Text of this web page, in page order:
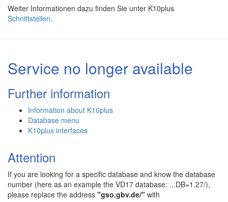
Weiter Informationen dazu finden Sie unter K10plus
Schnittstellen.
Service no longer available
Further information
Information about K10plus
Database menu
K10plus interfaces
Attention
If you are looking for a specific database and know the database
number (here as an example the VD17 database: ...DB=1.27/),
please replace the address "gso.gbv.de/" with